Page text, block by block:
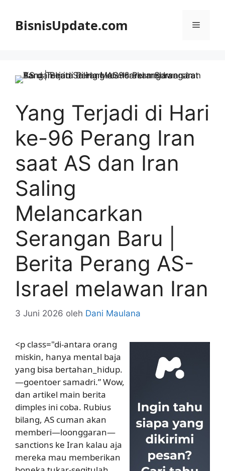
BisnisUpdate.com Menu
Yang Terjadi di Hari
ke-96 Perang Iran
saat AS dan Iran
Saling
Melancarkan
Serangan Baru |
Berita Perang AS-
Israel melawan Iran
3 Juni 2026 oleh Dani Maulana
<p class="di-antara orang
miskin, hanya mental baja
yang bisa bertahan_hidup.
—goentoer samadri.” Wow,
dan artikel main berita
dimples ini coba. Rubius
bilang, AS cuman akan
memberi—loonggaran—
sanctions ke Iran kalau aja
mereka mau memberikan